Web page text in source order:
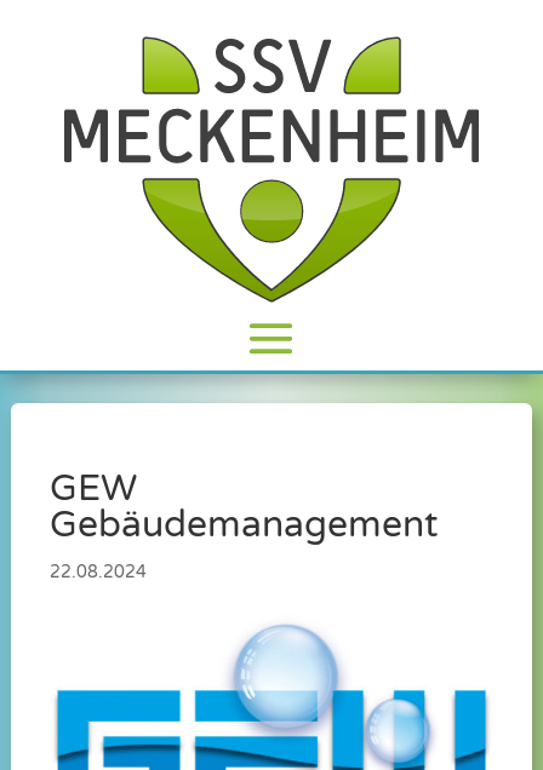
GEW
Gebäudemanagement
22.08.2024